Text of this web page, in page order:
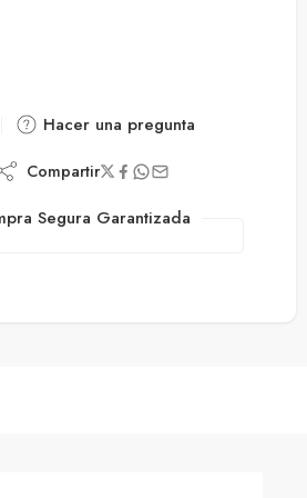
Hacer una pregunta
Compartir
Segura Garantizada